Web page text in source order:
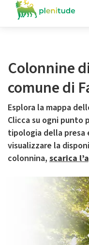
Colonnine
comune di
Esplora la mappa
Clicca su ogni punto
tipologia della presa
visualizzare la
colonnina, scarica